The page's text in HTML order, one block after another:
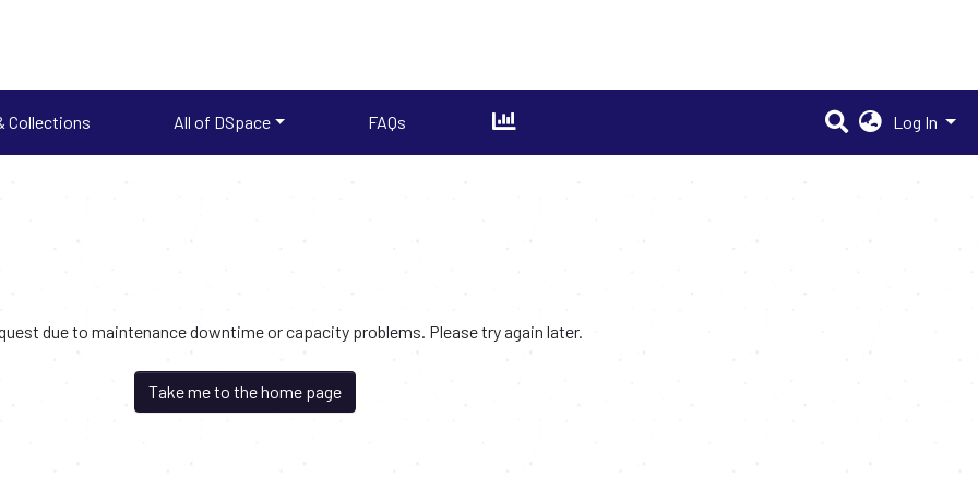
Collections All of DSpace FAQs Log In
due to maintenance downtime or capacity problems. Please try again later.
Take me to the home page